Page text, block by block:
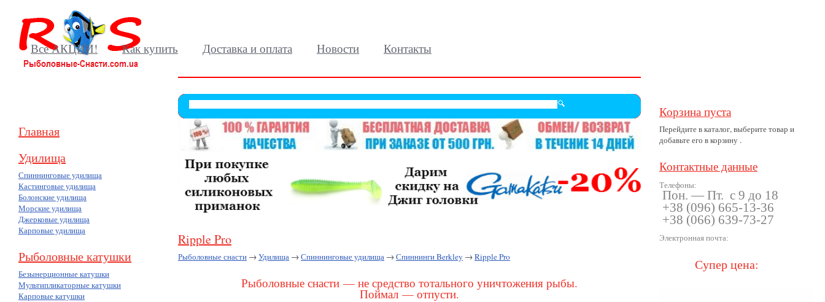
Все АКЦИИ! Как купить Доставка и оплата Новости Контакты
Главная
Удилища
Спиннинговые удилища
Кастинговые удилища
Болонские удилища
Морские удилища
Джерковые удилища
Карповые удилища
Рыболовные катушки
Безынерционные катушки
Мультипликаторные катушки
Карповые катушки
Ripple Pro
Рыболовные снасти →Удилища →Спиннинговые удилища →Спиннинги Berkley →Ripple Pro
Рыболовные снасти — не средство тотального уничтожения рыбы.
Поймал — отпусти.
Корзина пуста
Перейдите в каталог, выберите товар и
добавьте его в корзину .
Контактные данные
Телефоны:
Пон. — Пт. с 9 до 18
+38 (096) 665-13-36
+38 (066) 639-73-27
Электронная почта:
Супер цена: